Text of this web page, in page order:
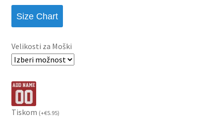
Size Chart
Velikosti za Moški
Tiskom (+€5.95)